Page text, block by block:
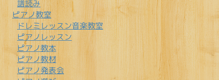
譜読み
ピアノ教室
ドレミレッスン音楽教室
ピアノレッスン
ピアノ教本
ピアノ教材
ピアノ発表会